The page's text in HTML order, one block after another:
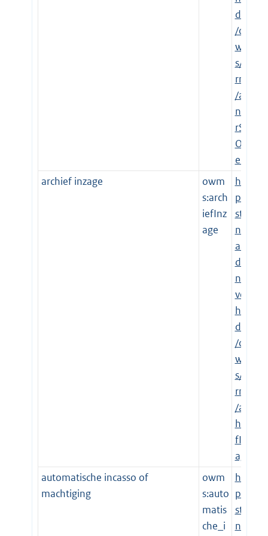
d.nl
/o
wm
s/te
rms
/aa
nsp
rSt
Ov
erh
archief inzage
owm
s:arch
iefInz
age
htt
p://
sta
nd
aar
de
n.o
ver
hei
d.nl
/o
wm
s/te
rms
/arc
hie
fInz
age
automatische incasso of
machtiging
owm
s:auto
matis
che_i
htt
p://
sta
nd